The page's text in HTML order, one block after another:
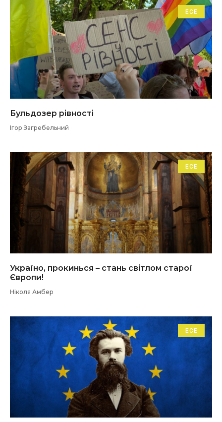
ЕСЕ
Бульдозер рівності
Ігор Загребельний
ЕСЕ
Україно, прокинься – стань світлом старої
Європи!
Ніколя Амбер
ЕСЕ